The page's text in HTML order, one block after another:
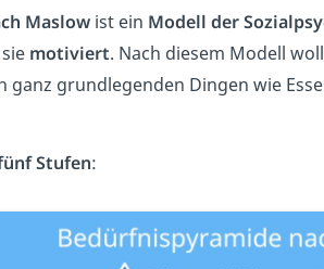
Maslow ist ein Modell der
motiviert. Nach diesem Modell
grundlegenden Dingen wie
Stufen: